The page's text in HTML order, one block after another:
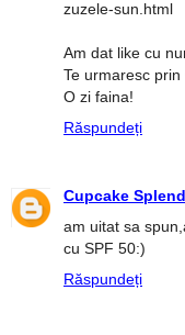
zuzele-sun.html
Am dat like cu
Te urmaresc prin
O zi faina!
Răspundeți
Cupcake
am uitat sa
cu SPF 50:)
Răspundeți